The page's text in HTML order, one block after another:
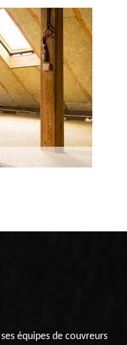
équipes de couvreurs